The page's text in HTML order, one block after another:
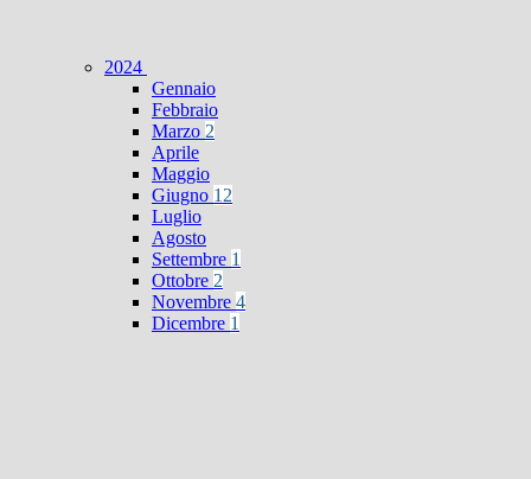
2024
Gennaio
Febbraio
Marzo 2
Aprile
Maggio
Giugno 12
Luglio
Agosto
Settembre 1
Ottobre 2
Novembre 4
Dicembre 1